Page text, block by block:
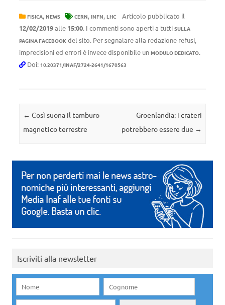
FISICA, NEWS CERN, INFN, LHC
Articolo pubblicato il
12/02/2019alle 15:00. I commenti sono aperti a tutti SULLA
PAGINA FACEBOOK del sito. Per segnalare alla redazione refusi,
imprecisioni ed errori è invece disponibile un MODULO DEDICATO.
Doi: 10.20371/INAF/2724-2641/1670563
Navigazione articolo
← Così suona il tamburo
magnetico terrestre
Groenlandia: i crateri
potrebbero essere due →
Iscriviti alla newsletter